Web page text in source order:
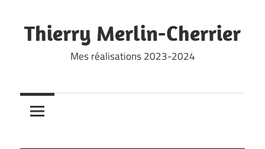
to
content
Thierry Merlin-Cherrier
Mes réalisations 2023-2024